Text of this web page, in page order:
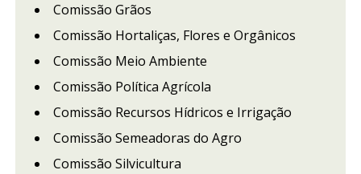
Comissão Grãos
Comissão Hortaliças, Flores e Orgânicos
Comissão Meio Ambiente
Comissão Política Agrícola
Comissão Recursos Hídricos e Irrigação
Comissão Semeadoras do Agro
Comissão Silvicultura